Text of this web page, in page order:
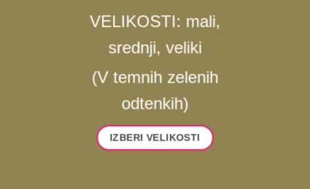
VELIKOSTI: mali,
srednji, veliki
(V temnih zelenih
odtenkih)
IZBERI VELIKOSTI